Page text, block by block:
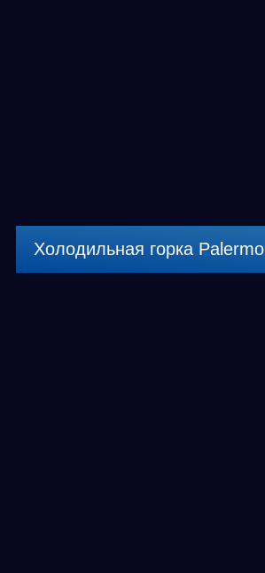
Холодильная горка Palermo